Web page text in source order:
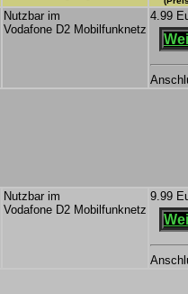
Nutzbar im
Vodafone D2 Mobilfunknetz
4.99
Nutzbar im
Vodafone D2 Mobilfunknetz
9.99